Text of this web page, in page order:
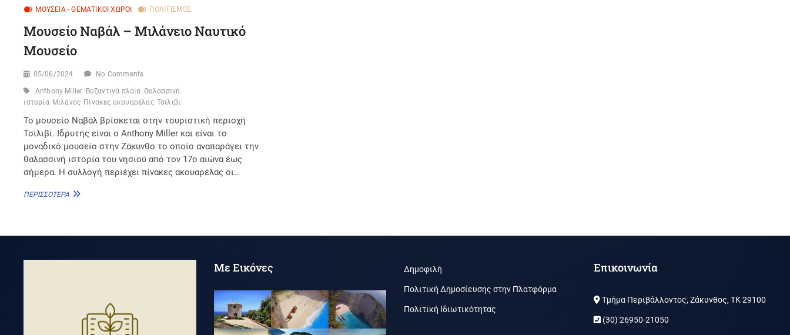
ΜΟΥΣΕΊΑ - ΘΕΜΑΤΙΚΟΊ ΧΏΡΟΙ ΠΟΛΙΤΙΣΜΌΣ
Μουσείο Ναβάλ – Μιλάνειο Ναυτικό
Μουσείο
05/06/2024 No Comments
Anthony Miller Βυζαντινά πλοία Θαλασσινή
ιστορία Μιλάνος Πίνακες ακουαρέλας Τσιλιβί
Το μουσείο Ναβάλ βρίσκεται στην τουριστική περιοχή
Τσιλιβί. Ιδρυτής είναι ο Anthony Miller και είναι το
μοναδικό μουσείο στην Ζάκυνθο το οποίο αναπαράγει την
θαλασσινή ιστορία του νησιού από τον 17ο αιώνα έως
σήμερα. Η συλλογή περιέχει πίνακες ακουαρέλας οι…
ΠΕΡΙΣΣΌΤΕΡΑ ΜΟΥΣΕΊΟ
ΝΑΥΤΙΚΌ
Με Εικόνες Δημοφιλή
Πολιτική Δημοσίευσης στην Πλατφόρμα
Πολιτική Ιδιωτικότητας
Επικοινωνία
Τμήμα Περιβάλλοντος, Ζάκυνθος, ΤΚ 29100
(30) 26950-21050